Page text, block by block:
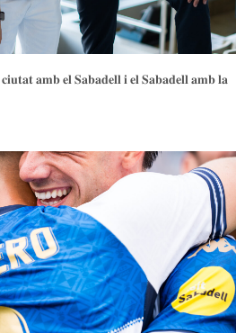
𝐚𝐦𝐛 𝐞𝐥 𝐒𝐚𝐛𝐚𝐝𝐞𝐥𝐥 𝐢 𝐞𝐥 𝐒𝐚𝐛𝐚𝐝𝐞𝐥𝐥 𝐚𝐦𝐛 𝐥𝐚